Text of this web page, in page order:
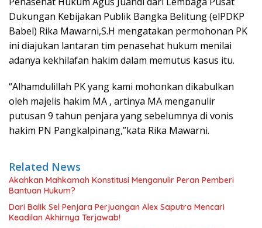
Dukungan Kebijakan Publik Bangka Belitung (elPDKP
Babel) Rika Mawarni,S.H mengatakan permohonan PK
ini diajukan lantaran tim penasehat hukum menilai
adanya kekhilafan hakim dalam memutus kasus itu.
“Alhamdulillah PK yang kami mohonkan dikabulkan
oleh majelis hakim MA , artinya MA menganulir
putusan 9 tahun penjara yang sebelumnya di vonis
hakim PN Pangkalpinang,”kata Rika Mawarni.
Related News
Akahkan Mahkamah Konstitusi Menganulir Peran Pemberi
Bantuan Hukum?
Dari Balik Sel Penjara Perjuangan Alex Saputra Mencari
Keadilan Akhirnya Terjawab!